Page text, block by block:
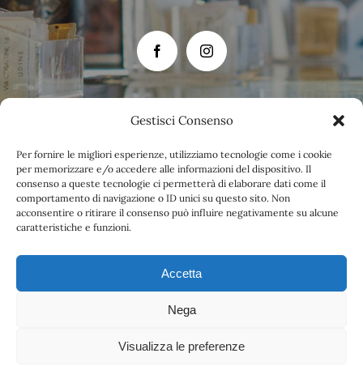
Gestisci Consenso
Per fornire le migliori esperienze, utilizziamo tecnologie come i cookie
per memorizzare e/o accedere alle informazioni del dispositivo. Il
consenso a queste tecnologie ci permetterà di elaborare dati come il
comportamento di navigazione o ID unici su questo sito. Non
acconsentire o ritirare il consenso può influire negativamente su alcune
caratteristiche e funzioni.
Accetta
Nega
Visualizza le preferenze
Cookie Policy| Caffe Beltrame SRL | Via G. Cosattini, 16